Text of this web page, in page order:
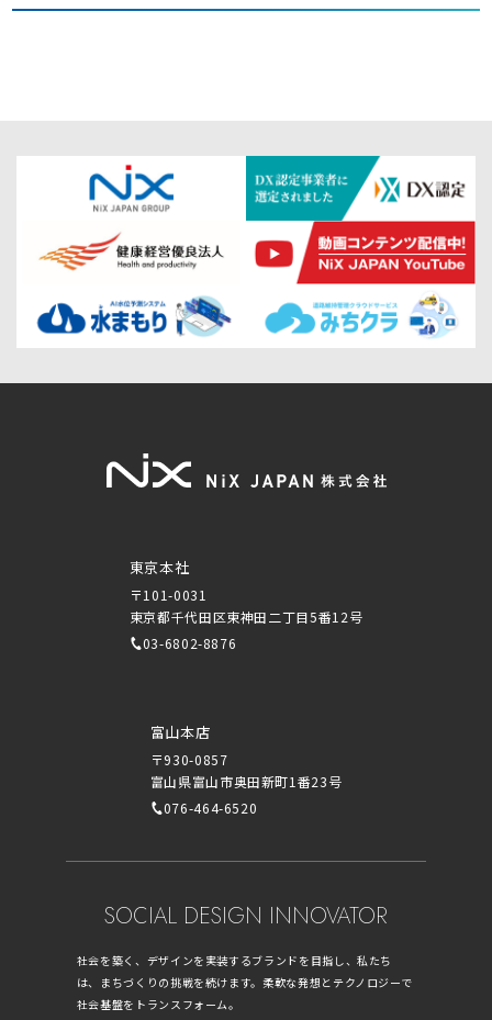
東京本社
〒101-0031
東京都千代田区東神田二丁目5番12号
03-6802-8876
富山本店
〒930-0857
富山県富山市奥田新町1番23号
076-464-6520
SOCIAL DESIGN INNOVATOR
社会を築く、デザインを実装するブランドを目指し、私たち
は、まちづくりの挑戦を続けます。柔軟な発想とテクノロジーで
社会基盤をトランスフォーム。